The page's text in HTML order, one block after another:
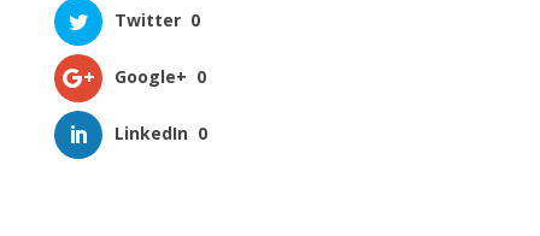
Twitter 0
Google+ 0
LinkedIn 0